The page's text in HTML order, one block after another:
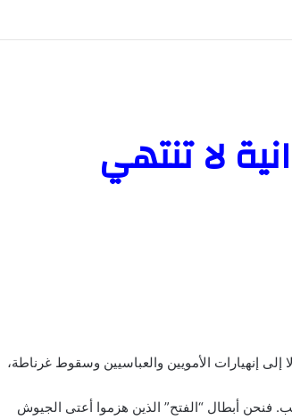
لا تنتهي
إلى إنهيارات الأمويين والعباسيين وسقوط غرناطة،
فنحن أبطال “الفتح” الذين هزموا أعتى الجيوش